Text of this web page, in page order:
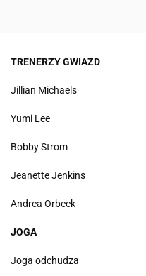
TRENERZY GWIAZD
Jillian Michaels
Yumi Lee
Bobby Strom
Jeanette Jenkins
Andrea Orbeck
JOGA
Joga odchudza